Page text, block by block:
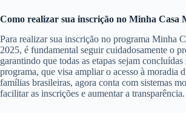
Como realizar sua inscrição no Minha Casa
Para realizar sua inscrição no programa Minha
2025, é fundamental seguir cuidadosamente o
garantindo que todas as etapas sejam concluídas
programa, que visa ampliar o acesso à moradia
famílias brasileiras, agora conta com sistemas
facilitar as inscrições e aumentar a transparência.